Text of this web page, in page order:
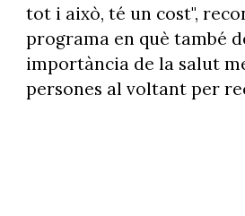
tot i això, té un cost",
programa en què també
importància de la salut
persones al voltant per